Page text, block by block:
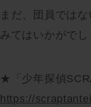
まだ、団員では
みてはいかがでし
★「少年探偵
https://